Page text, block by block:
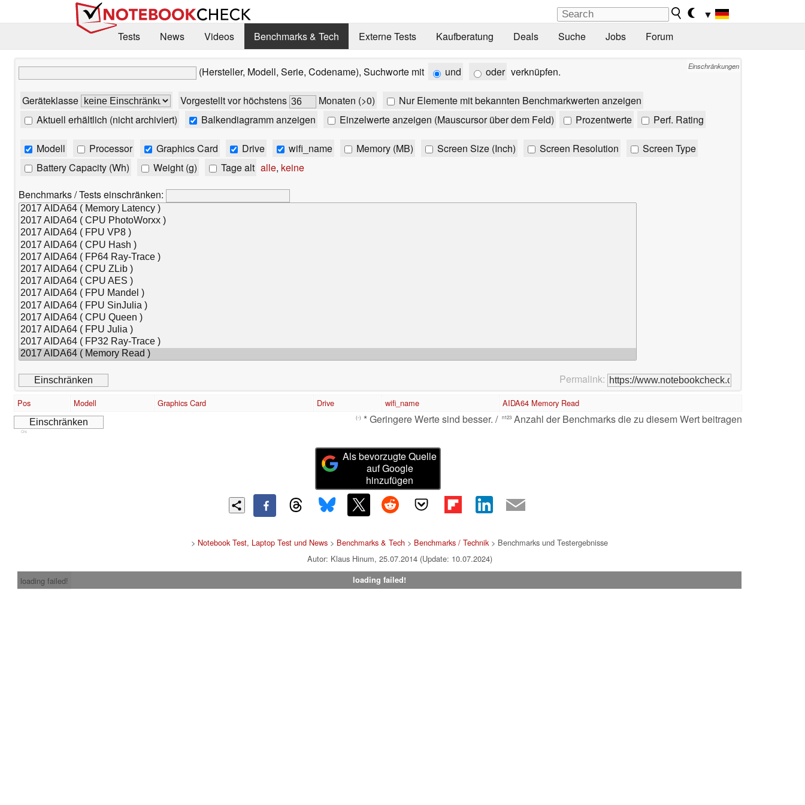
▼
Tests
News Videos Benchmarks & Tech Externe Tests Kaufberatung Deals Suche Jobs Forum
Einschränkungen
(Hersteller, Modell, Serie, Codename), Suchworte mit und oder verknüpfen.
Geräteklasse Vorgestellt vor höchstens Monaten (>0)
Nur Elemente mit bekannten Benchmarkwerten anzeigen
Aktuell erhältlich (nicht archiviert)
Balkendiagramm anzeigen Einzelwerte anzeigen (Mauscursor über dem Feld) Prozentwerte Perf. Rating
Modell Processor Graphics Card Drive wifi_name Memory (MB) Screen Size (Inch) Screen Resolution
Screen Type
Battery Capacity (Wh)
Weight (g) Tage alt alle, keine
Benchmarks / Tests einschränken:
Permalink:
Pos Modell Graphics Card Drive wifi_name AIDA64 Memory Read
(-) * Geringere Werte sind besser. / n123 Anzahl der Benchmarks die zu diesem Wert beitragen
Cns
Als bevorzugte Quelle
auf Google
hinzufügen
> Notebook Test, Laptop Test und News > Benchmarks & Tech > Benchmarks / Technik> Benchmarks und Testergebnisse
Autor: Klaus Hinum, 25.07.2014 (Update: 10.07.2024)
loading failed!
loading failed!